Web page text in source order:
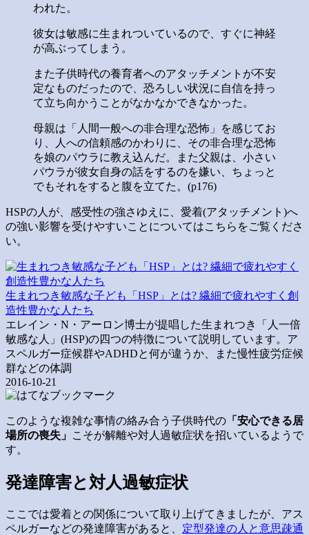
われた。
彼女は敏感に生まれついているので、すぐに神経
が高ぶってしまう。
また子供時代の養育者へのアタッチメントが不安
定なものだったので、恐ろしい状況に自信を持っ
て立ち向かうことがなかなかできなかった。
母親は「人間一般への非合理な恐怖」を感じてお
り、人への信頼感のかわりに、その非合理な恐怖
を娘のパウラに教え込んだ。また父親は、小さい
パウラが彼女自身の話をするのを嫌い、ちょっと
でもそれをすると腹を立てた。(p176)
HSPの人が、感受性の強さゆえに、愛着(アタッチメント)へ
の強い影響を受けやすいことについてはこちらをご覧くださ
い。
生まれつき敏感な子ども「HSP」とは? 繊細で疲れやすく創
造性豊かな人たち
エレイン・N・アーロン博士が提唱した生まれつき「人一倍
敏感な人」(HSP)の四つの特徴について説明しています。ア
スペルガー症候群やADHDと何が違うか、また慢性疲労症候
群などの体調
2016-10-21
このような複雑な事情の絡み合う子供時代の 「安心できる居
場所の喪失」 こそが解離や対人過敏症状を招いているようで
す。
発達障害と対人過敏症状
ここでは愛着との関係について取り上げてきましたが、アス
ペルガーなどの発達障害があると、 定型発達の人と意思疎通